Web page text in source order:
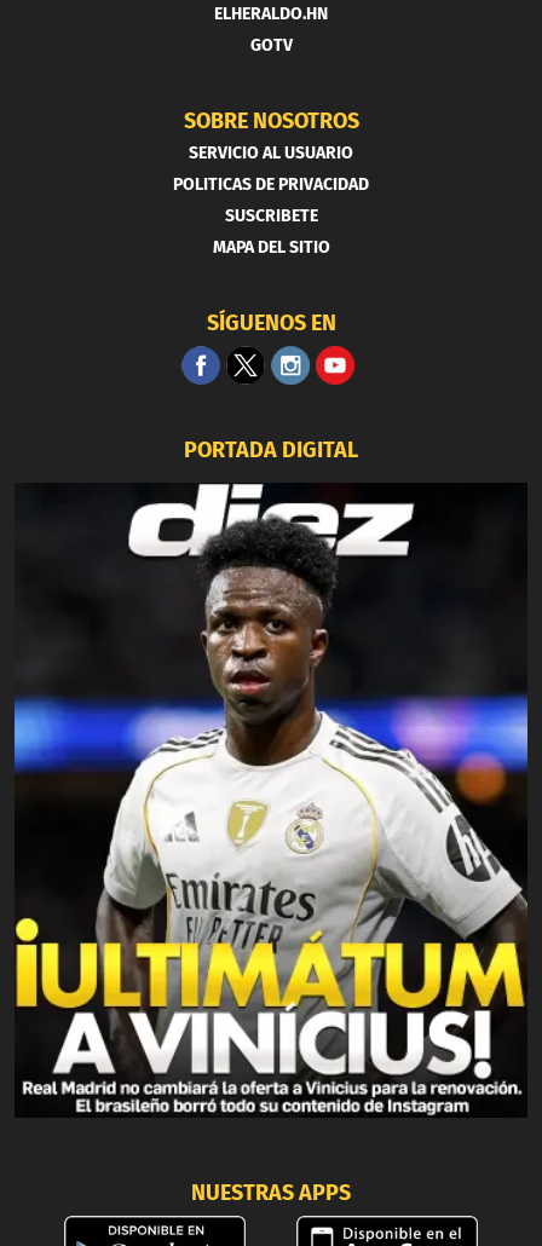
ELHERALDO.HN
GOTV
SOBRE NOSOTROS
SERVICIO AL USUARIO
POLITICAS DE PRIVACIDAD
SUSCRIBETE
MAPA DEL SITIO
SÍGUENOS EN
PORTADA DIGITAL
NUESTRAS APPS